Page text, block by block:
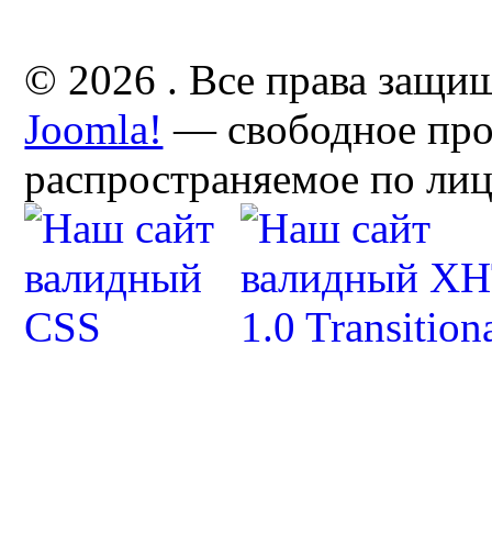
© 2026 . Все права
Joomla! — свободное
распространяемое по